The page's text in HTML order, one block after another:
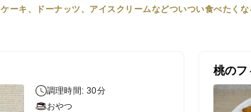
ケーキ、ドーナッツ、アイスクリームなどついつい食べたくな
調理時間: 30分
おやつ
桃のフ